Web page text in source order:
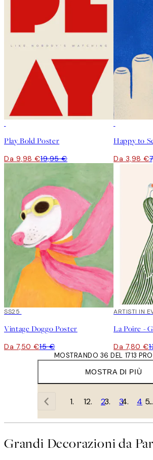
Play Bold Poster
Da 9,98 €19,95 €
Happy to
Da 3,98 €
50%*
SS25
Vintage Doggo Poster
Da 7,50 €15 €
40%*
ARTISTI IN
La Poire -
Da 7,80 €
MOSTRA DI PIÙ
MOSTRANDO 36 DEL 1713
1 2 3 4 …
Grandi Decorazioni da